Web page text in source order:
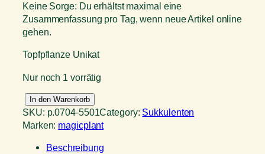
Keine Sorge: Du erhältst maximal eine
Zusammenfassung pro Tag, wenn neue Artikel online
gehen.
Topfpflanze Unikat
Nur noch 1 vorrätig
u
p
In den Warenkorb
SKU: p.0704-5501Category: Sukkulenten
Marken: magicplant
Beschreibung